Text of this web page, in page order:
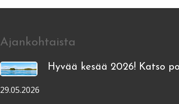
Ajankohtaista
Hyvää kesää 2026! Katso
29.05.2026